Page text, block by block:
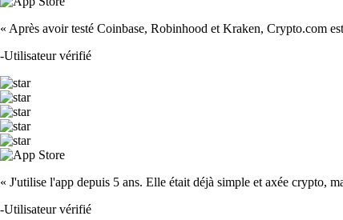
« Après avoir testé Coinbase, Robinhood et Kraken, Crypto.com
-Utilisateur vérifié
« J'utilise l'app depuis 5 ans. Elle était déjà simple et axée crypto,
-Utilisateur vérifié